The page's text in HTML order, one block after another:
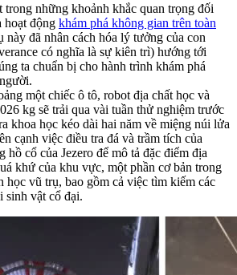
trong những khoảnh khắc quan trọng đối
động khám phá không gian trên toàn
này đã nhân cách hóa lý tưởng của con
có nghĩa là sự kiên trì) hướng tới
ta chuẩn bị cho hành trình khám phá
một chiếc ô tô, robot địa chất học và
kg sẽ trải qua vài tuần thử nghiệm trước
khoa học kéo dài hai năm về miệng núi lửa
cạnh việc điều tra đá và trầm tích của
hồ cổ của Jezero để mô tả đặc điểm địa
khứ của khu vực, một phần cơ bản trong
học vũ trụ, bao gồm cả việc tìm kiếm các
sinh vật cổ đại.